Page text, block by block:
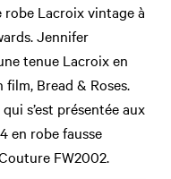
robe Lacroix vintage à
Jennifer
tenue Lacroix en
Bread & Roses.
s’est présentée aux
en robe fausse
FW2002.